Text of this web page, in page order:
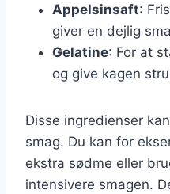
Appelsinsaft:
giver en dejlig
Gelatine: For at
og give kagen
Disse ingredienser
smag. Du kan for
ekstra sødme eller
intensivere smagen.